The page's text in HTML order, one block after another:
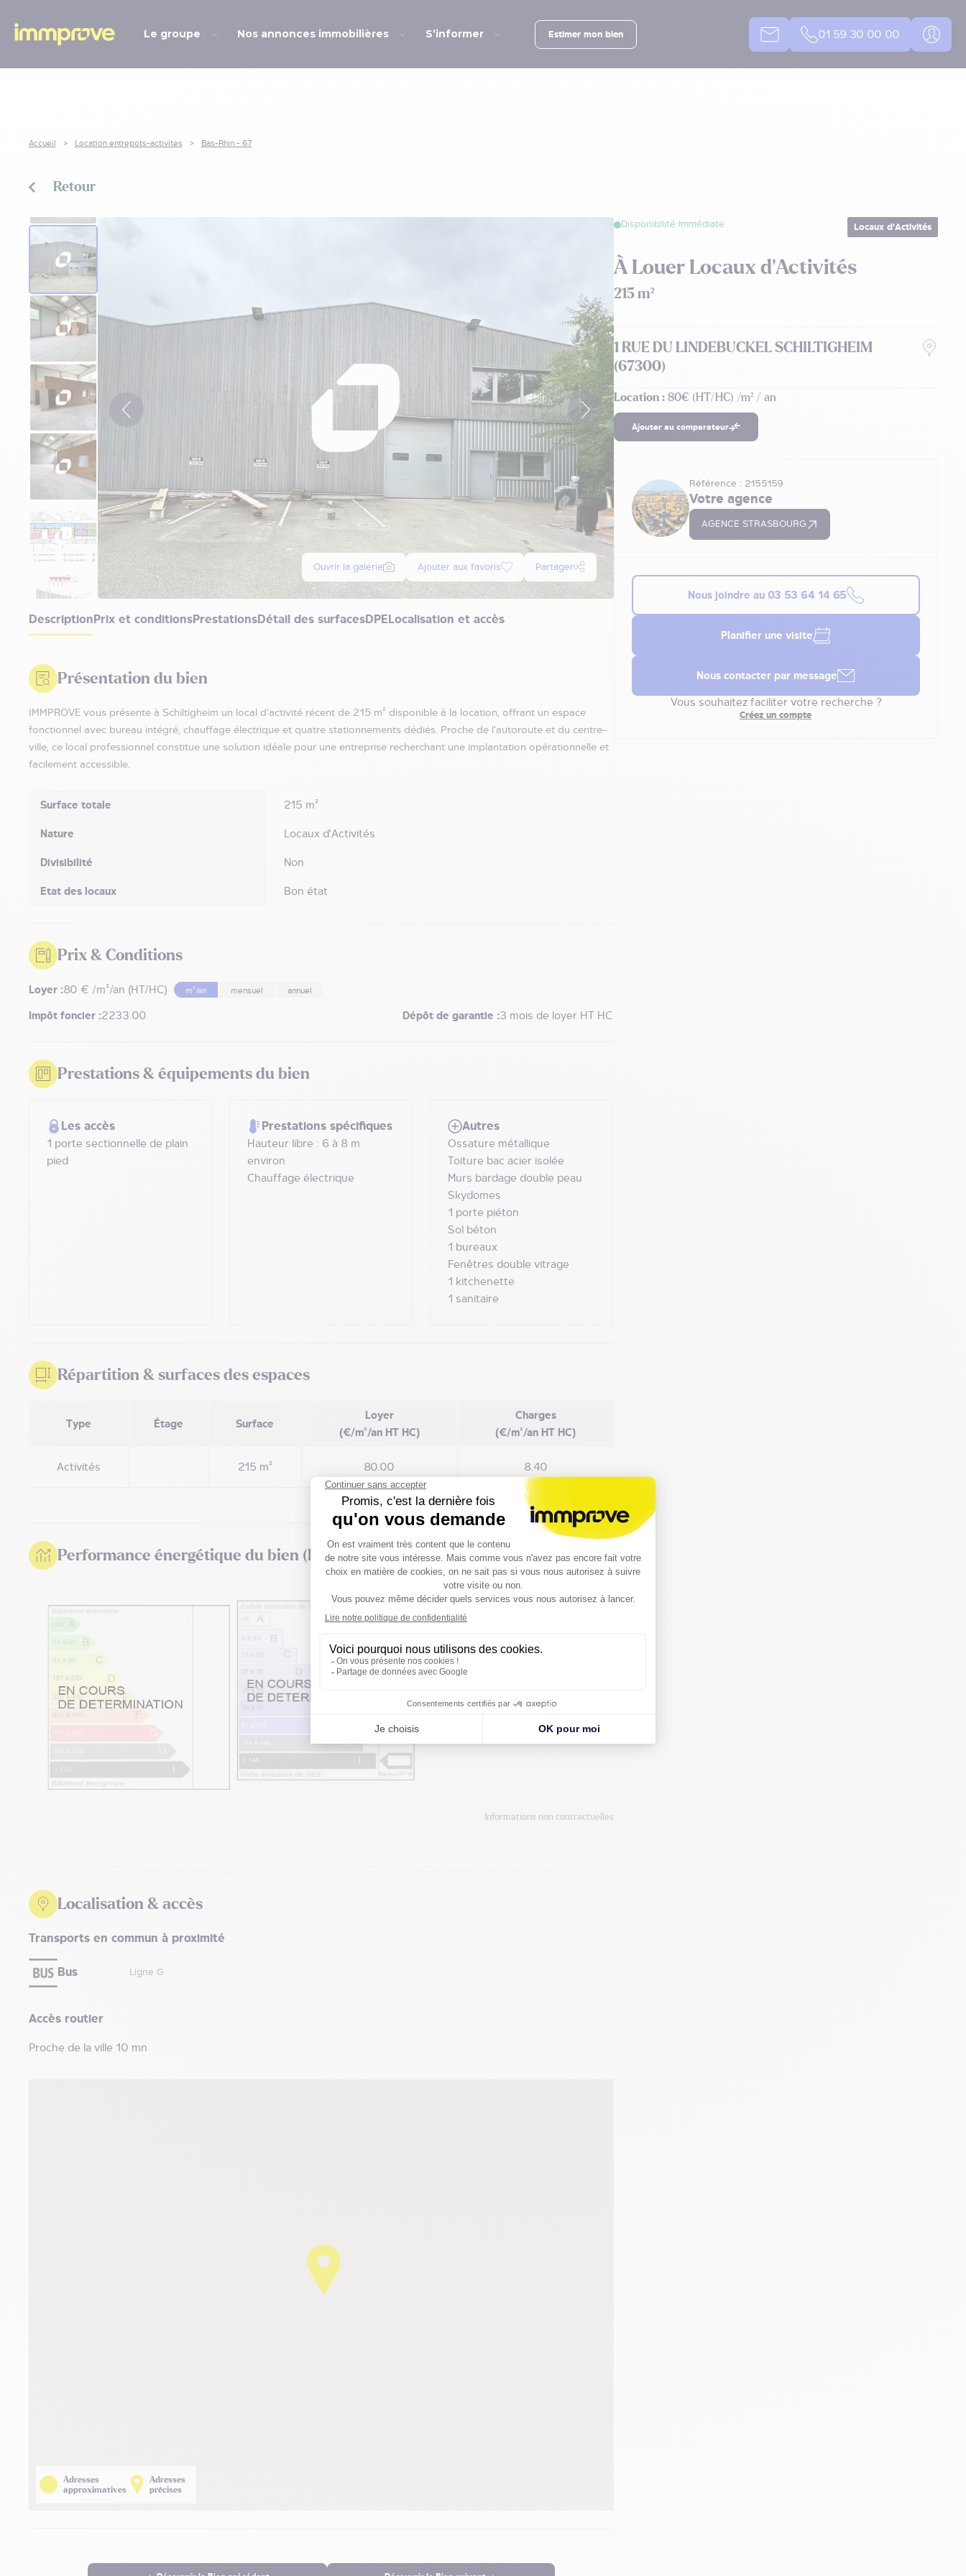
Le groupe Nos annonces immobilières S’informer Estimer mon bien 01 59 30 00 00
Accueil Location entrepots-activites Bas-Rhin - 67
Retour
Disponibilité Immédiate Locaux d'Activités
À Louer Locaux d'Activités
215 m²
1 RUE DU LINDEBUCKEL SCHILTIGHEIM
(67300)
Location : 80€ (HT/HC) /m² / an
Ajouter au comparateur
Référence : 2155159
Votre agence
AGENCE STRASBOURG
Nous joindre au 03 53 64 14 65
Planifier une visite
Nous contacter par message
Vous souhaitez faciliter votre recherche ?
Créez un compte
Ouvrir la galerie Ajouter aux favoris Partager
Description Prix et conditionsPrestationsDétail des surfacesDPE Localisation et accès
Présentation du bien
IMMPROVE vous présente à Schiltigheim un local d’activité récent de 215 m² disponible à la location, offrant un espace
fonctionnel avec bureau intégré, chauffage électrique et quatre stationnements dédiés. Proche de l’autoroute et du centre-
ville, ce local professionnel constitue une solution idéale pour une entreprise recherchant une implantation opérationnelle et
facilement accessible.
Surface totale
Nature
Divisibilité
Etat des locaux
215 m²
Locaux d'Activités
Non
Bon état
Prix & Conditions
Loyer :80 € /m²/an (HT/HC) m²/an mensuel annuel
Impôt foncier :2233.00 Dépôt de garantie :3 mois de loyer HT HC
Prestations & équipements du bien
Les accès
1 porte sectionnelle de plain
pied
Prestations spécifiques
Hauteur libre : 6 à 8 m
environ
Chauffage électrique
Autres
Ossature métallique
Toiture bac acier isolée
Murs bardage double peau
Skydomes
1 porte piéton
Sol béton
1 bureaux
Fenêtres double vitrage
1 kitchenette
1 sanitaire
Répartition & surfaces des espaces
Type Étage Surface
Loyer
(€/m²/an HT HC)
Charges
(€/m²/an HT HC)
Activités 215 m² 80.00 8.40
Performance énergétique du bien (DPE)
Informations non contractuelles
Localisation & accès
Transports en commun à proximité
Bus Ligne G
Accès routier
Proche de la ville 10 mn
Adresses
approximatives
Adresses
précises